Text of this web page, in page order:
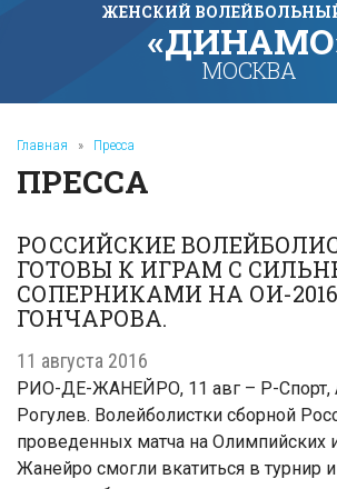
ЖЕНСКИЙ
МОСКВА
Главная » Пресса
ПРЕССА
РОССИЙСКИЕ
ГОТОВЫ К ИГРАМ С
СОПЕРНИКАМИ НА ОИ-
ГОНЧАРОВА.
11 августа 2016
РИО-ДЕ-ЖАНЕЙРО, 11 авг – Р-Спорт,
Рогулев. Волейболистки сборной
проведенных матча на Олимпийских
Жанейро смогли вкатиться в турнир